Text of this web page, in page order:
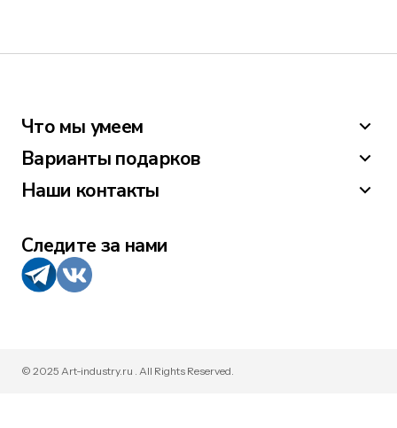
Что мы умеем
Варианты подарков
Наши контакты
Следите за нами
© 2025 Art-industry.ru . All Rights Reserved.